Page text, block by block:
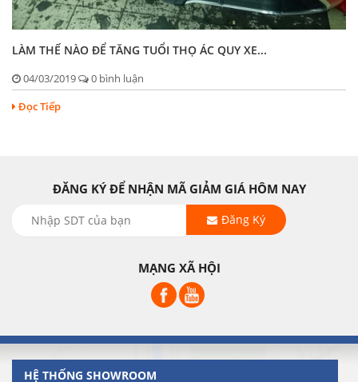
LÀM THẾ NÀO ĐỂ TĂNG TUỔI THỌ ÁC QUY XE...
04/03/2019
0 bình luận
Đọc Tiếp
ĐĂNG KÝ ĐỂ NHẬN MÃ GIẢM GIÁ HÔM NAY
Đăng Ký
MẠNG XÃ HỘI
HỆ THỐNG SHOWROOM